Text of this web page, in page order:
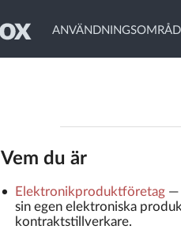
Vem du är
Elektronikproduktföretag—
sin egen elektroniska
kontraktstillverkare.